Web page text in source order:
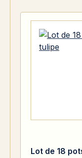
Lot de 18